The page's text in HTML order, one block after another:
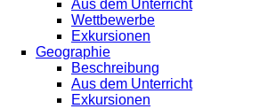
Aus dem Unterricht
Wettbewerbe
Exkursionen
Geographie
Beschreibung
Aus dem Unterricht
Exkursionen